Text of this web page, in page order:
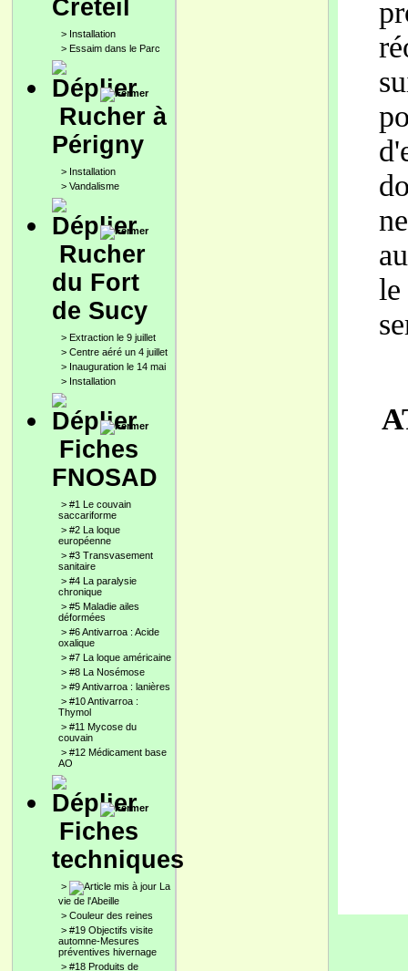
Créteil
> Installation
> Essaim dans le Parc
Rucher à
Périgny
> Installation
> Vandalisme
Rucher
du Fort
de Sucy
> Extraction le 9 juillet
> Centre aéré un 4 juillet
> Inauguration le 14 mai
> Installation
Fiches
FNOSAD
> #1 Le couvain
saccariforme
> #2 La loque
européenne
> #3 Transvasement
sanitaire
> #4 La paralysie
chronique
> #5 Maladie ailes
déformées
> #6 Antivarroa : Acide
oxalique
> #7 La loque américaine
> #8 La Nosémose
> #9 Antivarroa : lanières
> #10 Antivarroa :
Thymol
> #11 Mycose du
couvain
> #12 Médicament base
AO
Fiches
techniques
>
La
vie de l'Abeille
> Couleur des reines
> #19 Objectifs visite
automne-Mesures
préventives hivernage
> #18 Produits de